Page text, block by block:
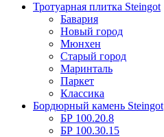
Тротуарная плитка Steingot
Бавария
Новый город
Мюнхен
Старый город
Маринталь
Паркет
Классика
Бордюрный камень Steingot
БР 100.20.8
БР 100.30.15